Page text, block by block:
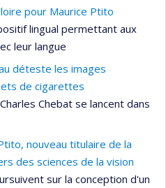
pour Maurice Ptito
lingual permettant aux
leur langue
déteste les images
de cigarettes
Chebat se lancent dans
nouveau titulaire de la
des sciences de la vision
sur la conception d'un